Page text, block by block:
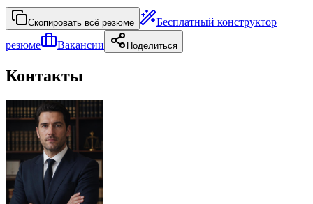
Скопировать всё резюме
Бесплатный конструктор
резюме
Вакансии Поделиться
Контакты